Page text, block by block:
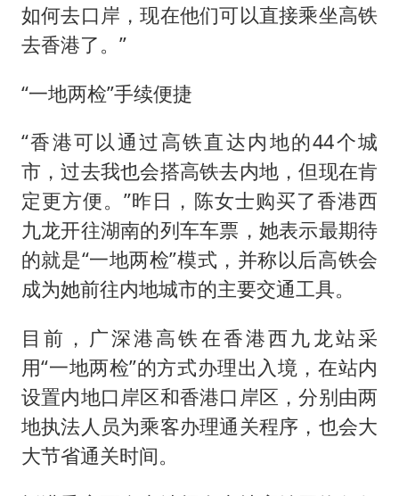
如何去口岸，现在他们可以直接乘坐高铁
去香港了。”
“一地两检”手续便捷
“香港可以通过高铁直达内地的44个城
市，过去我也会搭高铁去内地，但现在肯
定更方便。”昨日，陈女士购买了香港西
九龙开往湖南的列车车票，她表示最期待
的就是“一地两检”模式，并称以后高铁会
成为她前往内地城市的主要交通工具。
目前，广深港高铁在香港西九龙站采
用“一地两检”的方式办理出入境，在站内
设置内地口岸区和香港口岸区，分别由两
地执法人员为乘客办理通关程序，也会大
大节省通关时间。